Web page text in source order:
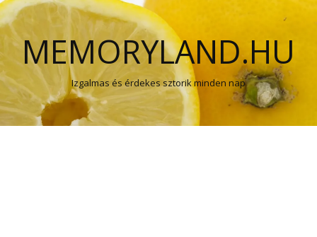
MEMORYLAND.HU
Izgalmas és érdekes sztorik minden nap